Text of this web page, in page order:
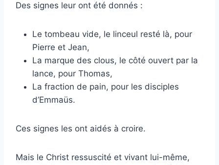
Des signes leur ont été donnés :
Le tombeau vide, le linceul resté là, pour
Pierre et Jean,
La marque des clous, le côté ouvert par la
lance, pour Thomas,
La fraction de pain, pour les disciples
d’Emmaüs.
Ces signes les ont aidés à croire.
Mais le Christ ressuscité et vivant lui-même,